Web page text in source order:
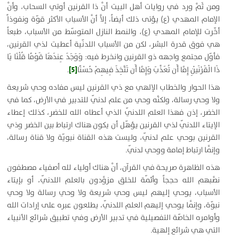
ومن ثَمَّ ورد في روايات أهل البيت أنَّ ذا القرنين أوتي السحاب، وأنَّ
الإمام المهدي (ع) يؤتى ذلك أيضاً، إلاَّ أنَّ الأسباب الأكثر قوّة ونفوذاً
أخّرت للإمام المهدي (ع)، والنمط النازل المتوسّط من الأسباب، طبعاً
هي فوق قدرة البشر، لكن من الأسباب اللدنّية أعطيت لذي القرنين،
فأوّل مجتمع واجهه ذو القرنين وانخرط فيه: وَوَجَدَ عِندَهَا قَوْمًا قُلْنَا يَا
ذَا الْقَرْنَيْنِ إِمَّا أَن تُعَذِّبَ وَإِمَّا أَن تَتَّخِذَ فِيهِمْ حُسْنًا[5]
.
هذا الحوار والخطاب الإلهي مع ذي القرنين ليس مفاده وحي شريعة
ولا وحي رسالة، ولكنَّه وحي من علم لدنّي للتدبير في الأرض، كما في
الخضر، إذن فهذا العلم اللدنّي الذي أعطاه الله للخضر، كذلك إعطاء
الإيتاء اللدنّي لذي القرنين يؤهّل أن يكون هناك ارتباط بين الخضر وذي
القرنين بوحي علم لدنّي، وليست هذه القناة نبويّة ولا قناة رسالة،
وإنَّما ارتباط إمامة ووحي لدنّي.
هذه الظاهرة صريحة في القرآن، أنَّ هناك أولياء لله أصفياء مصطفون
نصَّبهم الله حججاً وأئمّة للخلق مزوَّدون بالعلم اللدنّي، أو بإيتاء
الأسباب، يوحي إليهم ليس وحي شريعة ولا وحي رسالة ولا وحي
نبوّة، وإنَّما يوحي إليهم العلم اللدنّي، يطلعون عبره على إرادات الله
وأوامره الخاصّة التفصيلية في تدبير الأرض وفي تطبيق شرائع الأنبياء
التي هي شرائع إلهية.